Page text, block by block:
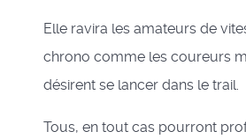
Elle ravira les amateurs de
chrono comme les coureurs
désirent se lancer dans le trail.
Tous, en tout cas pourront